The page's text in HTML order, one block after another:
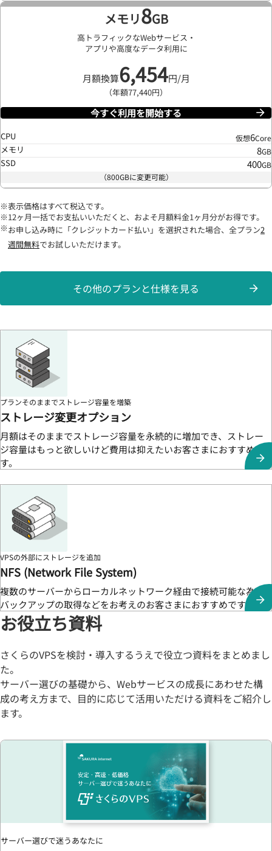
メモリ8GB
高トラフィックなWebサービス・
アプリや高度なデータ利用に
月額換算6,454円/月
（年額77,440円）
今すぐ利用を開始する
CPU 仮想6Core
メモリ 8GB
SSD 400GB
（800GBに変更可能）
表示価格はすべて税込です。
12ヶ月一括でお支払いいただくと、およそ月額料金1ヶ月分がお得です。
お申し込み時に「クレジットカード払い」を選択された場合、全プラン2
週間無料でお試しいただけます。
その他のプランと仕様を見る
プランそのままでストレージ容量を増築
ストレージ変更オプション
月額はそのままでストレージ容量を永続的に増加でき、ストレー
ジ容量はもっと欲しいけど費用は抑えたいお客さまにおすすめで
す。
VPSの外部にストレージを追加
NFS (Network File System)
複数のサーバーからローカルネットワーク経由で接続可能な為、
バックアップの取得などをお考えのお客さまにおすすめです。
お役立ち資料
さくらのVPSを検討・導入するうえで役立つ資料をまとめまし
た。
サーバー選びの基礎から、Webサービスの成長にあわせた構
成の考え方まで、目的に応じて活用いただける資料をご紹介し
ます。
サーバー選びで迷うあなたに